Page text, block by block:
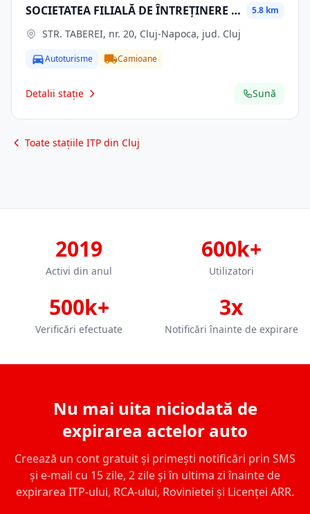
SOCIETATEA FILIALĂ DE ÎNTREȚINERE ȘI SERVICII ENERGETICE " ELECTRICA SERV " S.A. 5.8 km
STR. TABEREI, nr. 20, Cluj-Napoca, jud. Cluj
Autoturisme Camioane
Detalii stație Sună
Toate stațiile ITP din Cluj
2019
Activi din anul
600k+
Utilizatori
500k+
Verificări efectuate
3x
Notificări înainte de expirare
Nu mai uita niciodată de
expirarea actelor auto
Creează un cont gratuit și primești notificări prin SMS
și e-mail cu 15 zile, 2 zile și în ultima zi înainte de
expirarea ITP-ului, RCA-ului, Rovinietei și Licenței ARR.